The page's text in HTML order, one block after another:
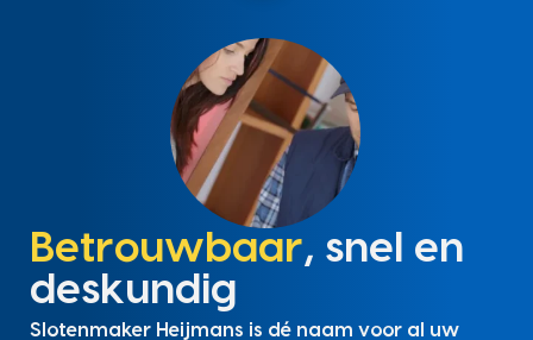
Betrouwbaar, snel en
deskundig
Slotenmaker Heijmans is dé naam voor al uw